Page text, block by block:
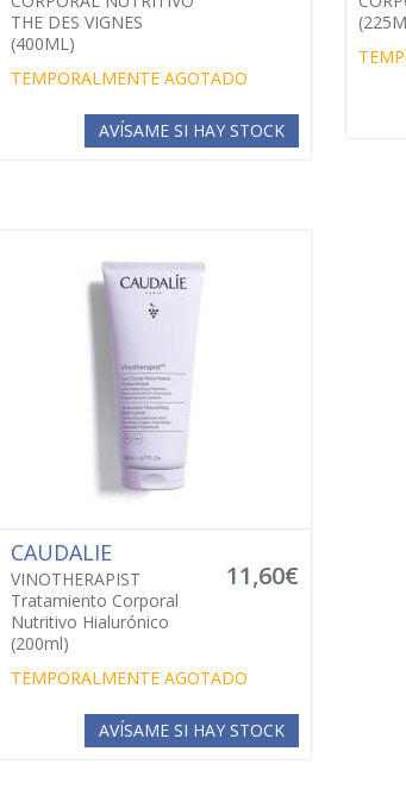
THE DES VIGNES
(400ML)
TEMPORALMENTE AGOTADO
AVÍSAME SI HAY STOCK
CAUDALIE
VINOTHERAPIST
Tratamiento Corporal
Nutritivo Hialurónico
(200ml)
11,60€
TEMPORALMENTE AGOTADO
AVÍSAME SI HAY STOCK